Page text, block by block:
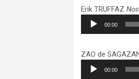
Erik TRUFFAZ
Lecteur
audio
00:00
ZAO de
Lecteur
audio
00:00